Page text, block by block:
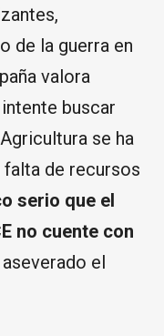
de la guerra en
valora
buscar
se ha
de recursos
serio que el
no cuente con
aseverado el